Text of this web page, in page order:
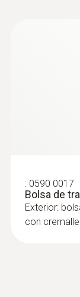
: 0590 0017
Bolsa de
Exterior:
con